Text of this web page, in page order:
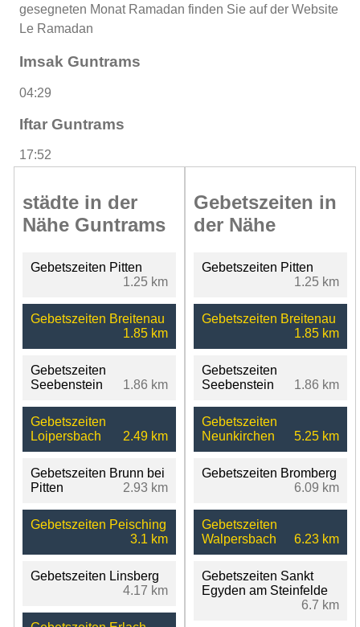
gesegneten Monat Ramadan finden Sie auf der Website
Le Ramadan
Imsak Guntrams
04:29
Iftar Guntrams
17:52
städte in der
Nähe Guntrams
Gebetszeiten Pitten
1.25 km
Gebetszeiten Breitenau
1.85 km
Gebetszeiten
Seebenstein
1.86 km
Gebetszeiten
Loipersbach
2.49 km
Gebetszeiten Brunn bei
Pitten
2.93 km
Gebetszeiten Peisching
3.1 km
Gebetszeiten Linsberg
4.17 km
Gebetszeiten in
der Nähe
Gebetszeiten Pitten
1.25 km
Gebetszeiten Breitenau
1.85 km
Gebetszeiten
Seebenstein
1.86 km
Gebetszeiten
Neunkirchen
5.25 km
Gebetszeiten Bromberg
6.09 km
Gebetszeiten
Walpersbach
6.23 km
Gebetszeiten Sankt
Egyden am Steinfelde
6.7 km